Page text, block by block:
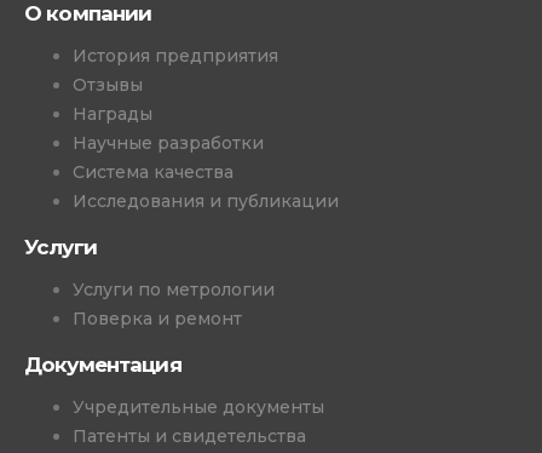
О компании
История предприятия
Отзывы
Награды
Научные разработки
Система качества
Исследования и публикации
Услуги
Услуги по метрологии
Поверка и ремонт
Документация
Учредительные документы
Патенты и свидетельства